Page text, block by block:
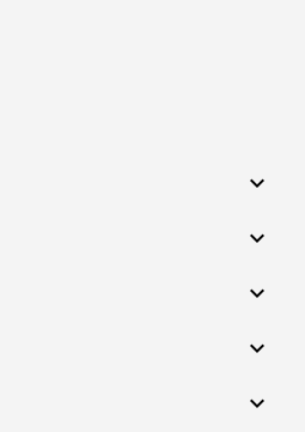
youtube
su instagram
expand_more
expand_more
expand_more
expand_more
expand_more